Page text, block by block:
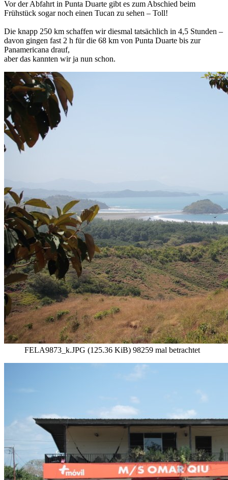
Vor der Abfahrt in Punta Duarte gibt es zum Abschied beim
Frühstück sogar noch einen Tucan zu sehen – Toll!
Die knapp 250 km schaffen wir diesmal tatsächlich in 4,5 Stunden –
davon gingen fast 2 h für die 68 km von Punta Duarte bis zur
Panamericana drauf,
aber das kannten wir ja nun schon.
FELA9873_k.JPG (125.36 KiB) 98259 mal betrachtet